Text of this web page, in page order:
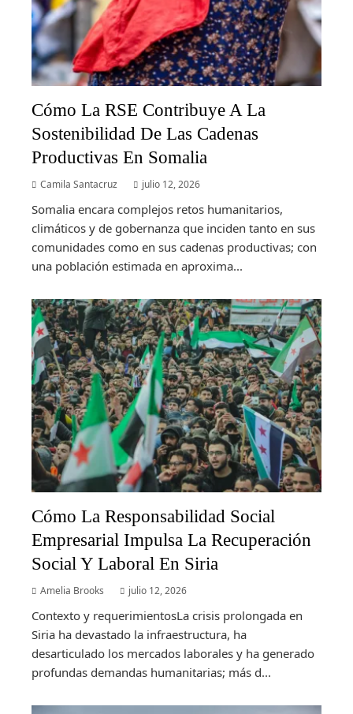
Cómo La RSE Contribuye A La
Sostenibilidad De Las Cadenas
Productivas En Somalia
Camila Santacruz julio 12, 2026
Somalia encara complejos retos humanitarios,
climáticos y de gobernanza que inciden tanto en sus
comunidades como en sus cadenas productivas; con
una población estimada en aproxima...
Cómo La Responsabilidad Social
Empresarial Impulsa La Recuperación
Social Y Laboral En Siria
Amelia Brooks julio 12, 2026
Contexto y requerimientosLa crisis prolongada en
Siria ha devastado la infraestructura, ha
desarticulado los mercados laborales y ha generado
profundas demandas humanitarias; más d...